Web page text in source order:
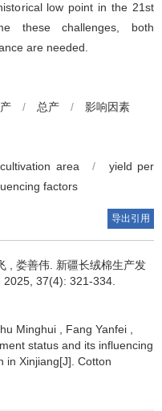
low point in the 21st
these challenges, both
are needed.
/ 总产 / 影响因素
cultivation area /
yield per
factors
导出引用
娄善伟 新疆长绒棉生产发
2025, 37(4): 321-334.
Minghui Fang Yanfei
status and its influencing
in Xinjiang[J]. Cotton